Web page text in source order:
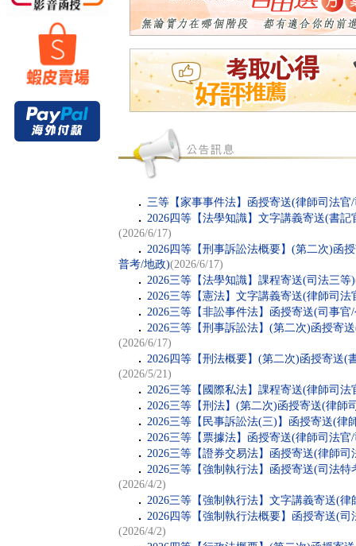
． 三等【家事事件法】函授寄送(律師司法官
． 2026四等【法學知識】文字講義寄送(書
(2026/6/17)
． 2026四等【刑事訴訟法概要】(第二次)函
普考/地政)(2026/6/17)
． 2026三等【法學知識】課程寄送(司法三等)
． 2026三等【憲法】文字講義寄送(律師司法
． 2026三等【非訟事件法】函授寄送(司事官
． 2026三等【刑事訴訟法】(第二次)函授寄
(2026/6/17)
． 2026四等【刑法概要】(第二次)函授寄送(
(2026/5/21)
． 2026三等【國際私法】課程寄送(律師司法
． 2026三等【刑法】(第二次)函授寄送(律師
． 2026三等【民事訴訟法(三)】函授寄送(律
． 2026三等【票據法】函授寄送(律師司法官
． 2026三等【證券交易法】函授寄送(律師司
． 2026三等【強制執行法】函授寄送(司法
(2026/4/2)
． 2026三等【強制執行法】文字講義寄送(律
． 2026四等【強制執行法概要】函授寄送(
(2026/4/2)